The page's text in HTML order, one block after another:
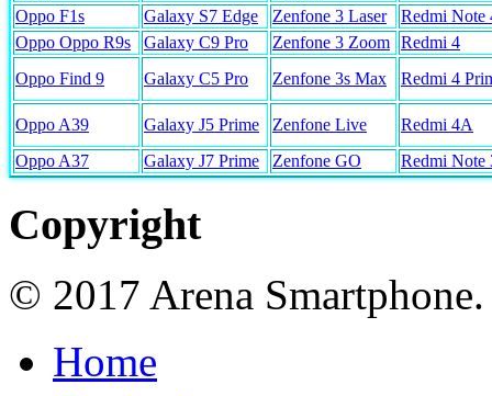
Oppo F1s
Galaxy S7 Edge Zenfone 3 Laser
Redmi Note
Oppo Oppo R9s
Galaxy C9 Pro Zenfone 3 Zoom Redmi 4
Oppo Find 9
Galaxy C5 Pro Zenfone 3s Max Redmi 4
Oppo A39 Galaxy J5 Prime Zenfone Live
Redmi 4A
Oppo A37
Galaxy J7 Prime Zenfone GO Redmi Note
Copyright
© 2017 Arena Smartphone.
Home